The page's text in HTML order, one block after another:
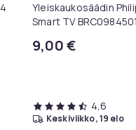
Yleiskaukosäädin
Smart TV
9,00 €
4,6
keskiviikko, 19 elo